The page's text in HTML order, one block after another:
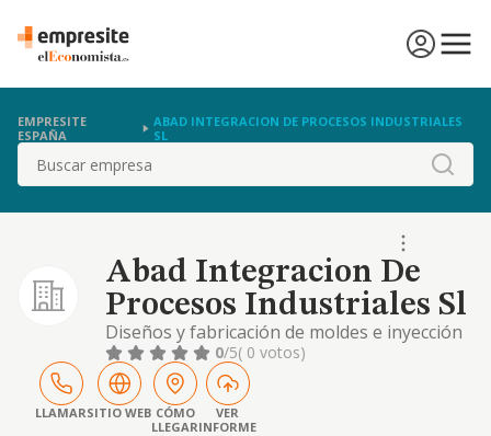
EMPRESITE
ESPAÑA
ABAD INTEGRACION DE PROCESOS INDUSTRIALES
SL
Buscar
Abad Integracion De
Procesos Industriales Sl
Diseños y fabricación de moldes e inyección
de plásticos. 0/5( 0 votos)
LLAMARSITIO WEB CÓMO
LLEGAR
VER
INFORME